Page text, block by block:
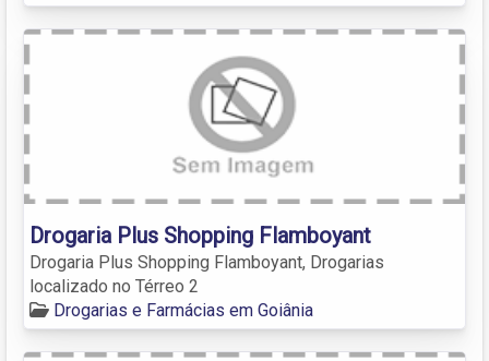
Drogaria Plus Shopping Flamboyant
Drogaria Plus Shopping Flamboyant, Drogarias
localizado no Térreo 2
Drogarias e Farmácias em Goiânia